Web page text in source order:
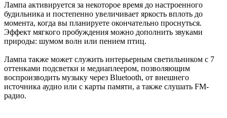
Лампа активируется за некоторое время до настроенного
будильника и постепенно увеличивает яркость вплоть до
момента, когда вы планируете окончательно проснуться.
Эффект мягкого пробуждения можно дополнить звуками
природы: шумом волн или пением птиц.
Лампа также может служить интерьерным светильником с 7
оттенками подсветки и медиаплеером, позволяющим
воспроизводить музыку через Bluetooth, от внешнего
источника аудио или с карты памяти, а также слушать FM-
радио.